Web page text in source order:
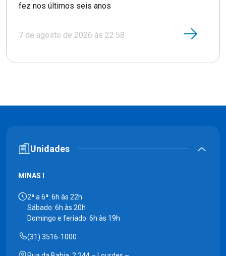
fez nos últimos seis anos
7 de agosto de 2026 às 22:58
Unidades
MINAS I
2ª a 6ª: 6h às 22h
Sábado: 6h às 20h
Domingo e feriado: 6h às 19h
(31) 3516-1000